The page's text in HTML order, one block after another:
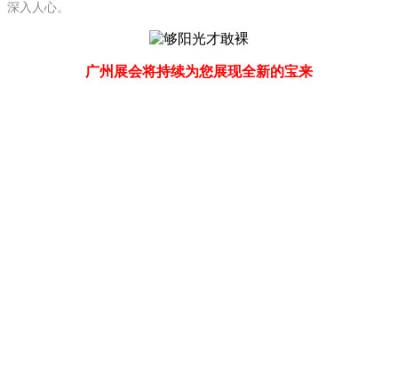
深入人心。
广州展会将持续为您展现全新的宝来